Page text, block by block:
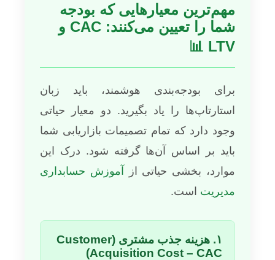
مهم‌ترین معیارهایی که بودجه
شما را تعیین می‌کنند: CAC و
LTV 📊
برای بودجه‌بندی هوشمند، باید زبان
استارتاپ‌ها را یاد بگیرید. دو معیار حیاتی
وجود دارد که تمام تصمیمات بازاریابی شما
باید بر اساس آن‌ها گرفته شود. درک این
موارد، بخشی حیاتی از آموزش حسابداری
مدیریت است.
۱. هزینه جذب مشتری (Customer
Acquisition Cost – CAC)